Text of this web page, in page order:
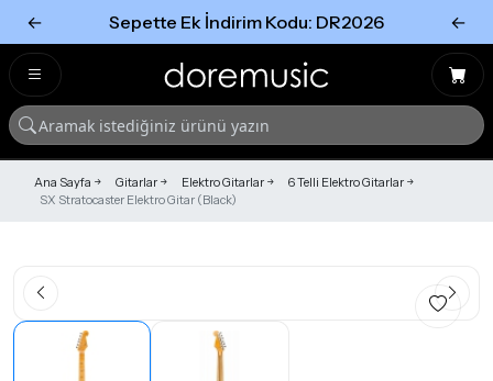
← Sepette Ek İndirim Kodu: DR2026 ←
Ana Sayfa Gitarlar Elektro Gitarlar
6 Telli Elektro Gitarlar
SX Stratocaster Elektro Gitar (Black)
Tümünü Gör
Tümünü gör